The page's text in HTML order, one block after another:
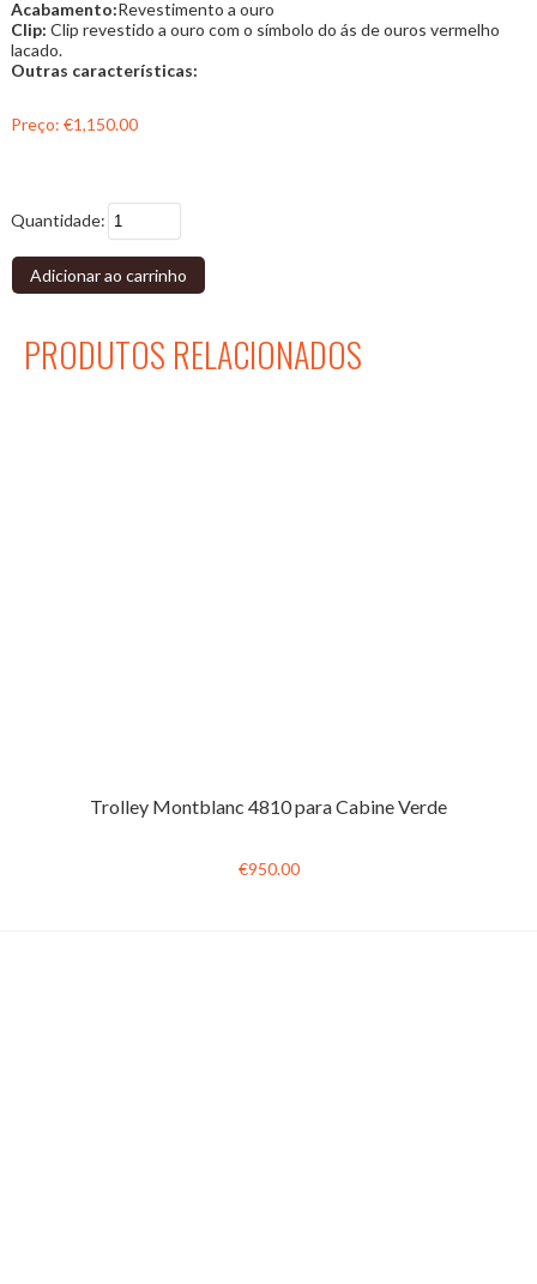
Acabamento:Revestimento a ouro
Clip: Clip revestido a ouro com o símbolo do ás de ouros vermelho
lacado.
Outras características:
Preço: €1,150.00
Quantidade:
Adicionar ao carrinho
PRODUTOS RELACIONADOS
Trolley Montblanc 4810 para Cabine Verde
€950.00